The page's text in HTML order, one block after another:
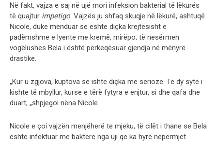
Në fakt, vajza e saj në ujë mori infeksion bakterial të lëkurës
të quajtur impetigo. Vajzës ju shfaq skuqje në lëkurë, ashtuqë
Nicole, duke menduar se është diçka krejtësisht e
padëmshme e lyente me kremë, mirëpo, të nesërmen
vogëlushes Bela i është përkeqësuar gjendja në mënyrë
drastike.
„Kur u zgjova, kuptova se ishte diçka më serioze. Të dy sytë i
kishte të mbyllur, kurse e tërë fytyra e enjtur, si dhe qafa dhe
duart, „shpjegoi nëna Nicole.
Nicole e çoi vajzën menjëherë te mjeku, të cilët i thane se Bela
është infektuar me baktere nga uji që ka hyrë nëpërmjet